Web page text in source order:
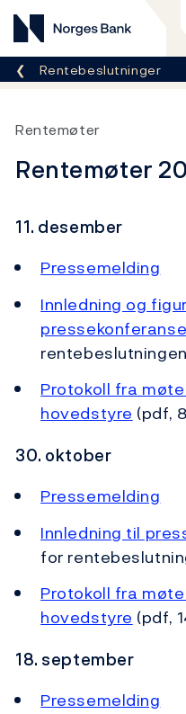
Norges Bank
Her er du nå:
Rentebeslutninger
Rentemøter
Rentemøter
11. desember
Pressemelding
Innledning og
pressekonferanse
Protokoll fra
hovedstyre (pdf,
30. oktober
Pressemelding
Innledning til
for
Protokoll fra
hovedstyre (pdf,
18. september
Pressemelding